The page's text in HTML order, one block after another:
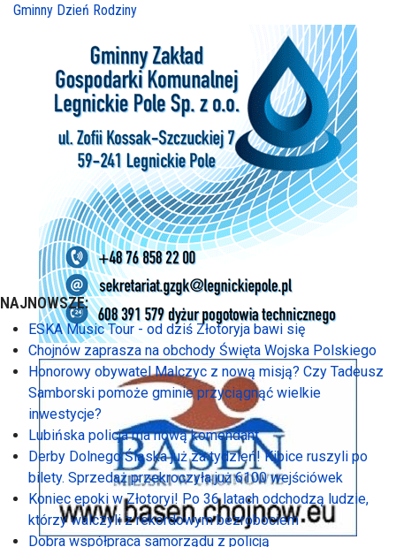
Gminny Dzień Rodziny
NAJNOWSZE:
ESKA Music Tour - od dziś Złotoryja bawi się
Chojnów zaprasza na obchody Święta Wojska Polskiego
Honorowy obywatel Malczyc z nową misją? Czy Tadeusz
Samborski pomoże gminie przyciągnąć wielkie
inwestycje?
Lubińska policja ma nową komendant
Derby Dolnego Śląska już za tydzień! Kibice ruszyli po
bilety. Sprzedaż przekroczyła już 6100 wejściówek
Koniec epoki w Złotoryi! Po 36 latach odchodzą ludzie,
którzy walczyli z rekordowym bezrobociem
Dobra współpraca samorządu z policją